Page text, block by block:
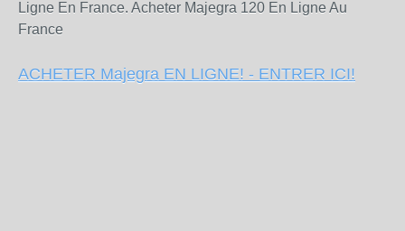
Ligne En France. Acheter Majegra 120 En Ligne Au
France
ACHETER Majegra EN LIGNE! - ENTRER ICI!